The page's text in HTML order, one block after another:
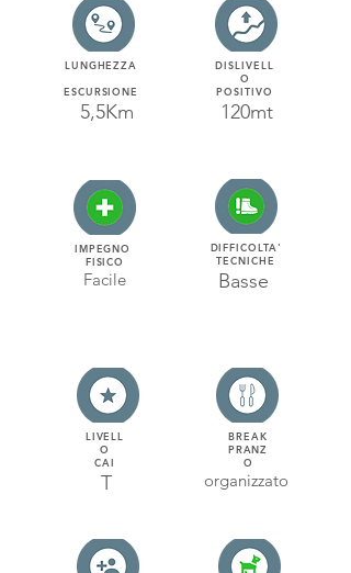
LUNGHEZZA
ESCURSIONE
5,5Km
IMPEGNO
FISICO
Facile
DISLIVELL
O
POSITIVO
120mt
DIFFICOLTA'
TECNICHE
Basse
LIVELL
O
CAI
T
BREAK
PRANZ
O
organizzato